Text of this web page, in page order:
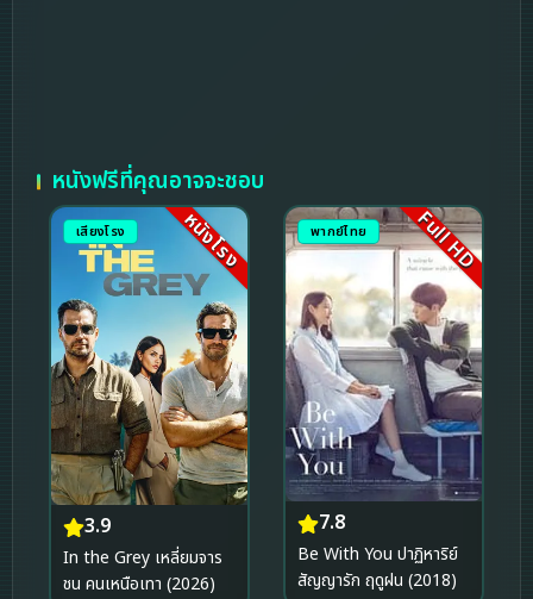
หนังฟรีที่คุณอาจจะชอบ
เสียงโรง หนังโรง
3.9
In the Grey เหลี่ยมจาร
ชน คนเหนือเทา (2026)
พากย์ไทย Full HD
7.8
Be With You ปาฏิหาริย์
สัญญารัก ฤดูฝน (2018)